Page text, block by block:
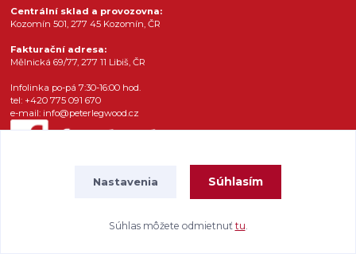
Centrální sklad a provozovna:
Kozomín 501, 277 45 Kozomín, ČR
Fakturační adresa:
Mělnická 69/77, 277 11 Libiš, ČR
Infolinka po-pá 7:30-16:00 hod.
tel: +420 775 091 670
e-mail: info@peterlegwood.cz
Vytvorené na Eshop-rychlo.sk
Nastavenia Súhlasím
Súhlas môžete odmietnuť tu